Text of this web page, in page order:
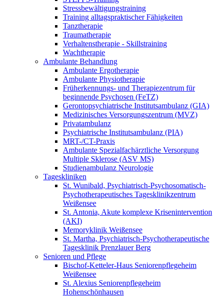
Stressbewältigungstraining
Training alltagspraktischer Fähigkeiten
Tanztherapie
Traumatherapie
Verhaltenstherapie - Skillstraining
Wachtherapie
Ambulante Behandlung
Ambulante Ergotherapie
Ambulante Physiotherapie
Früherkennungs- und Therapiezentrum für
beginnende Psychosen (FeTZ)
Gerontopsychiatrische Institutsambulanz (GIA)
Medizinisches Versorgungszentrum (MVZ)
Privatambulanz
Psychiatrische Institutsambulanz (PIA)
MRT-/CT-Praxis
Ambulante Spezialfachärztliche Versorgung
Multiple Sklerose (ASV MS)
Studienambulanz Neurologie
Tageskliniken
St. Wunibald, Psychiatrisch-Psychosomatisch-
Psychotherapeutisches Tagesklinikzentrum
Weißensee
St. Antonia, Akute komplexe Krisenintervention
(AKI)
Memoryklinik Weißensee
St. Martha, Psychiatrisch-Psychotherapeutische
Tagesklinik Prenzlauer Berg
Senioren und Pflege
Bischof-Ketteler-Haus Seniorenpflegeheim
Weißensee
St. Alexius Seniorenpflegeheim
Hohenschönhausen